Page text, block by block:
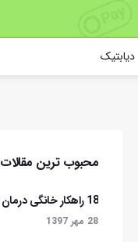
دیابتیک
محبوب ترین مقالات
18 راهکار خانگی درمان فوری نفخ
28 مهر 1397